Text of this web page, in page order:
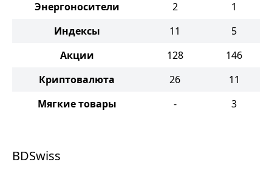
Энергоносители
2
1
Индексы
11
5
Акции
128
146
Криптовалюта
26
11
Мягкие товары
- 3
BDSwiss